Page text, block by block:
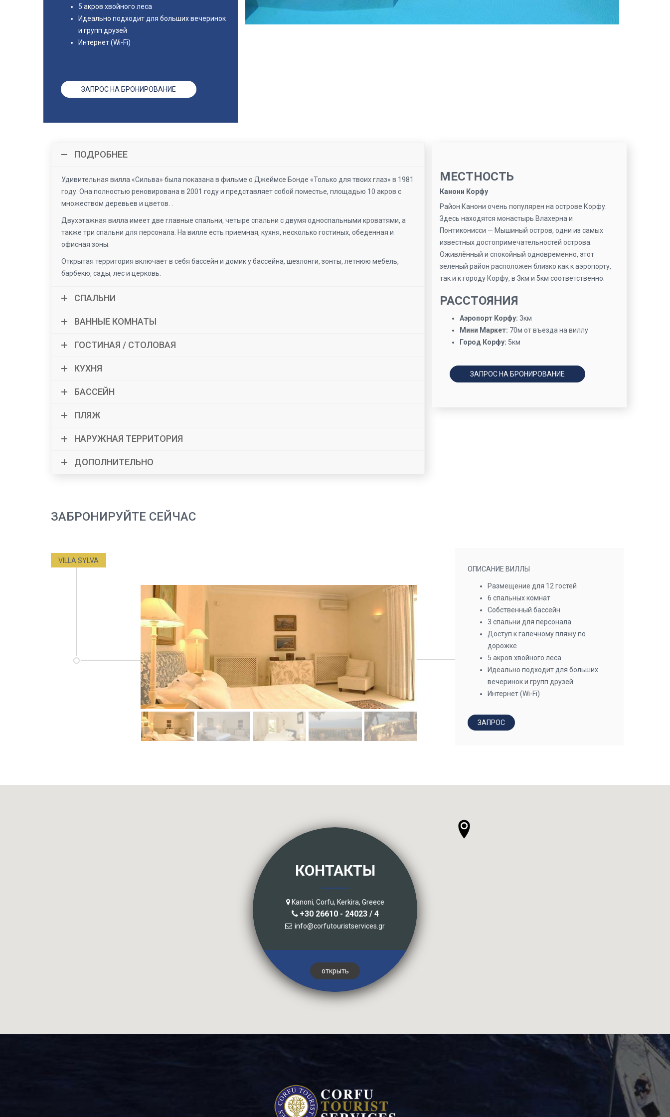
5 акров хвойного леса
Идеально подходит для больших вечеринок
и групп друзей
Интернет (Wi-Fi)
ЗАПРОС НА БРОНИРОВАНИЕ
ПОДРОБНЕЕ
Удивительная вилла «Сильва» была показана в фильме о Джеймсе Бонде «Только для твоих глаз» в 1981
году. Она полностью реновирована в 2001 году и представляет собой поместье, площадью 10 акров с
множеством деревьев и цветов. .
Двухэтажная вилла имеет две главные спальни, четыре спальни с двумя односпальными кроватями, а
также три спальни для персонала. На вилле есть приемная, кухня, несколько гостиных, обеденная и
офисная зоны.
Открытая территория включает в себя бассейн и домик у бассейна, шезлонги, зонты, летнюю мебель,
барбекю, сады, лес и церковь.
СПАЛЬНИ
ВАННЫЕ КОМНАТЫ
ГОСТИНАЯ / СТОЛОВАЯ
КУХНЯ
БАССЕЙН
ПЛЯЖ
НАРУЖНАЯ ТЕРРИТОРИЯ
ДОПОЛНИТЕЛЬНО
МЕСТНОСТЬ
Канони Корфу
Район Канони очень популярен на острове Корфу.
Здесь находятся монастырь Влахерна и
Понтиконисси — Мышиный остров, одни из самых
известных достопримечательностей острова.
Оживлённый и спокойный одновременно, этот
зеленый район расположен близко как к аэропорту,
так и к городу Корфу, в 3км и 5км соответственно.
РАССТОЯНИЯ
Аэропорт Корфу: 3км
Мини Маркет: 70м от въезда на виллу
Город Корфу: 5км
ЗАПРОС НА БРОНИРОВАНИЕ
ЗАБРОНИРУЙТЕ СЕЙЧАС
VILLA SYLVA
ОПИСАНИЕ ВИЛЛЫ
Размещение для 12 гостей
6 спальных комнат
Собственный бассейн
3 спальни для персонала
Доступ к галечному пляжу по
дорожке
5 акров хвойного леса
Идеально подходит для больших
вечеринок и групп друзей
Интернет (Wi-Fi)
ЗАПРОС
КОНТАКТЫ
Kanoni, Corfu, Kerkira, Greece
+30 26610 - 24023 / 4
info@corfutouristservices.gr
открыть